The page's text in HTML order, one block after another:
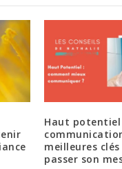
Haut
meilleures
passer son